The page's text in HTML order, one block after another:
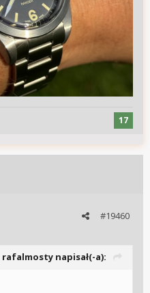
17
#19460
rafalmosty napisał(-a):